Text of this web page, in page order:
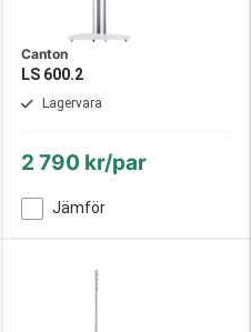
Canton
LS 600.2
Lagervara
2 790 kr/par
Jämför